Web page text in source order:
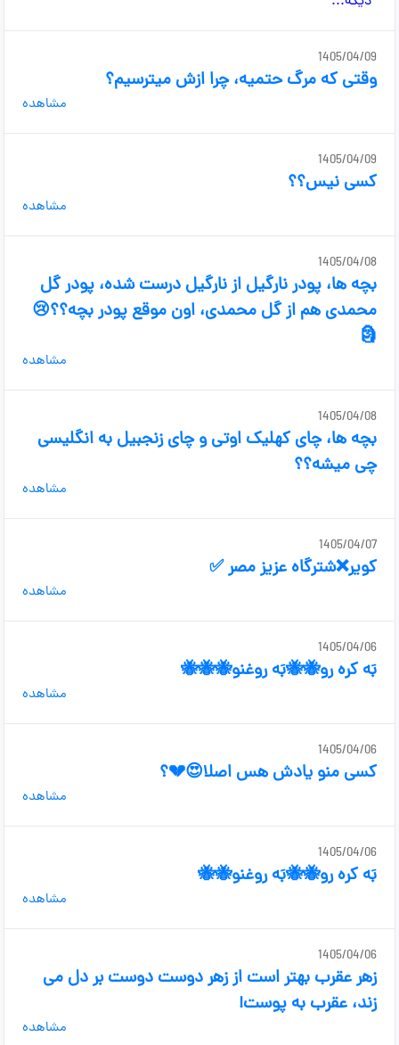
1405/04/09
وقتی که مرگ حتمیه، چرا ازش میترسیم؟
مشاهده
1405/04/09
کسی نیس؟؟
مشاهده
1405/04/08
بچه ها، پودر نارگیل از نارگیل درست شده، پودر گل
محمدی هم از گل محمدی، اون موقع پودر بچه؟؟😢
🗿
مشاهده
1405/04/08
بچه ها، چای کهلیک اوتی و چای زنجبیل به انگلیسی
چی میشه؟؟
مشاهده
1405/04/07
کویر❌شترگاه عزیز مصر ✅
مشاهده
1405/04/06
بَه کره رو🐝🐝بَه روغنو🐝🐝🐝
مشاهده
1405/04/06
کسی منو یادش هس اصلا😍💔؟
مشاهده
1405/04/06
بَه کره رو🐝🐝بَه روغنو🐝🐝
مشاهده
1405/04/06
زهر عقرب بهتر است از زهر دوست دوست بر دل می
زند، عقرب به پوست!
مشاهده